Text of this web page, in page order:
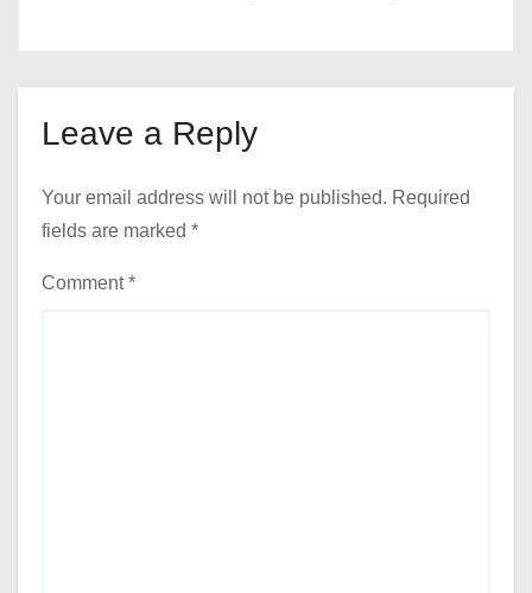
Leave a Reply
Your email address will not be published. Required
fields are marked *
Comment*